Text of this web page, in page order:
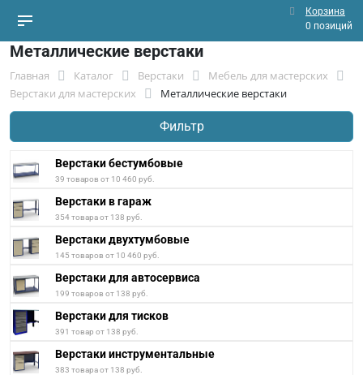
Корзина
0 позиций
Металлические верстаки
Главная Каталог Верстаки
Мебель для мастерских
Верстаки для мастерских
Металлические верстаки
Фильтр
Верстаки бестумбовые
39 товаров от 10 460 руб.
Верстаки в гараж
354 товара от 138 руб.
Верстаки двухтумбовые
145 товаров от 10 460 руб.
Верстаки для автосервиса
199 товаров от 138 руб.
Верстаки для тисков
391 товар от 138 руб.
Верстаки инструментальные
383 товара от 138 руб.